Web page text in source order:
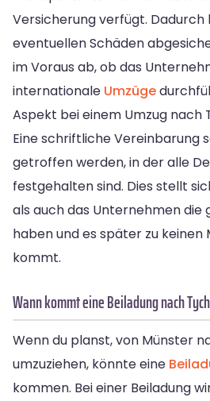
Versicherung verfügt. Dadurch
eventuellen Schäden
im Voraus ab, ob das
internationale Umzüge
Aspekt bei einem Umzug nach
Eine schriftliche Vereinbarung
getroffen werden, in der alle
festgehalten sind. Dies stellt
als auch das Unternehmen die
haben und es später zu keinen
kommt.
Wann kommt eine Beiladung nach
Wenn du planst, von Münster
umzuziehen, könnte eine
kommen. Bei einer Beiladung